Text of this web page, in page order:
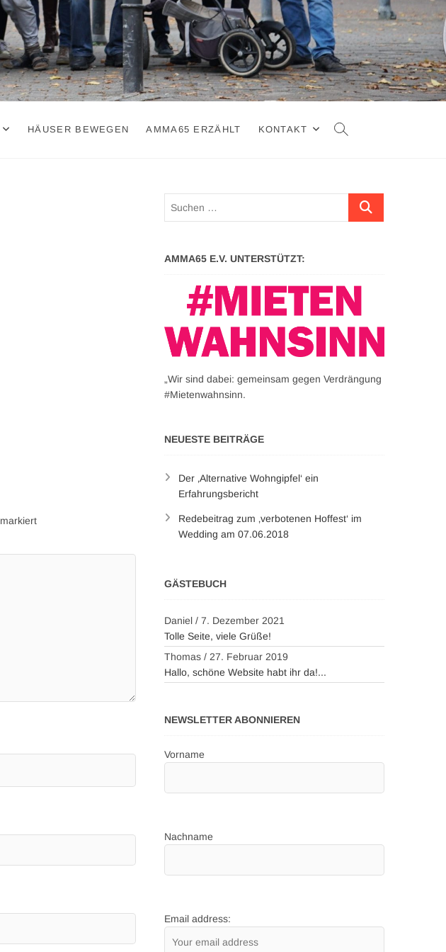
HÄUSER BEWEGEN AMMA65 ERZÄHLT KONTAKT
markiert
Suchen …
AMMA65 E.V. UNTERSTÜTZT:
„Wir sind dabei: gemeinsam gegen Verdrängung
#Mietenwahnsinn.
NEUESTE BEITRÄGE
Der ‚Alternative Wohngipfel‘ ein
Erfahrungsbericht
Redebeitrag zum ‚verbotenen Hoffest‘ im
Wedding am 07.06.2018
GÄSTEBUCH
Daniel / 7. Dezember 2021
Tolle Seite, viele Grüße!
Thomas / 27. Februar 2019
Hallo, schöne Website habt ihr da!...
NEWSLETTER ABONNIEREN
Vorname
Nachname
Email address: